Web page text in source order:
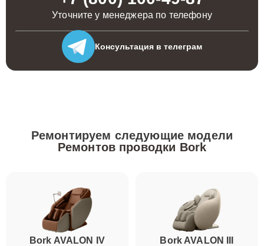
Уточните у менеджера по телефону
Консультация в телеграм
Ремонтируем следующие модели
Ремонтов проводки Bork
Bork AVALON IV
Bork AVALON III